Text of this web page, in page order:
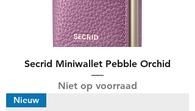
Secrid Miniwallet Pebble Orchid
Niet op voorraad
Nieuw